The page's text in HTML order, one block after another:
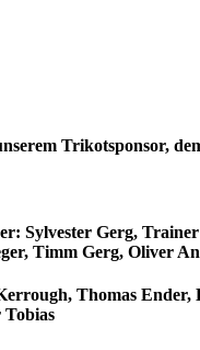
Trikotsponsor,
Sylvester Gerg,
Timm Gerg, Oliver
Thomas